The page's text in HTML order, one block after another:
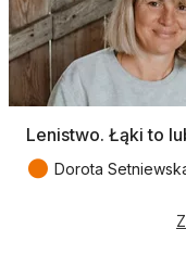
Lenistwo. Łąki to
● Dorota